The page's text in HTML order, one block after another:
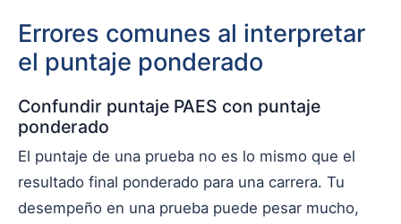
Errores comunes al interpretar
el puntaje ponderado
Confundir puntaje PAES con puntaje
ponderado
El puntaje de una prueba no es lo mismo que el
resultado final ponderado para una carrera. Tu
desempeño en una prueba puede pesar mucho,